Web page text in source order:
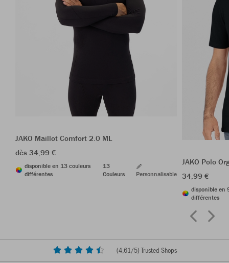
JAKO Maillot Comfort 2.0 ML
dès 34,99 €
disponible en 13 couleurs
différentes
13
Couleurs
Personnalisable
JAKO Polo
34,99 €
disponible en
différentes
(4,61/5) Trusted Shops